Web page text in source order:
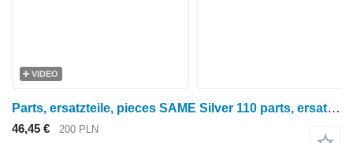
VIDEO
Parts, ersatzteile, pieces SAME Silver 110 parts, ersatzteile, pieces za SAME Silver 110 traktora na kotačima
46,45 € 200 PLN